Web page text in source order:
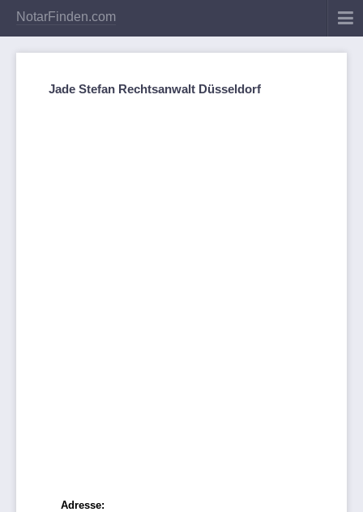
NotarFinden.com
Jade Stefan Rechtsanwalt Düsseldorf
Adresse: